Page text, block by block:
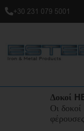
+30 231 079 5001
Δοκοί
Οι δοκοί